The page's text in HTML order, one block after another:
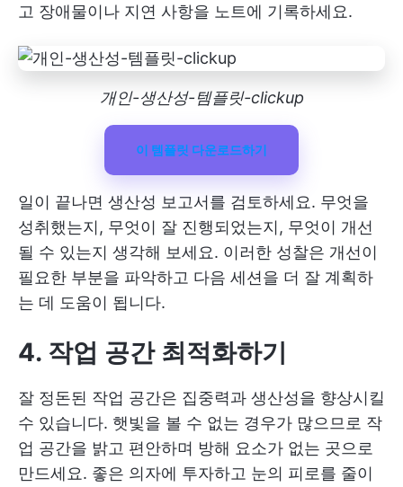
고 장애물이나 지연 사항을 노트에 기록하세요.
개인-생산성-템플릿-clickup
이 템플릿 다운로드하기
일이 끝나면 생산성 보고서를 검토하세요. 무엇을
성취했는지, 무엇이 잘 진행되었는지, 무엇이 개선
될 수 있는지 생각해 보세요. 이러한 성찰은 개선이
필요한 부분을 파악하고 다음 세션을 더 잘 계획하
는 데 도움이 됩니다.
4. 작업 공간 최적화하기
잘 정돈된 작업 공간은 집중력과 생산성을 향상시킬
수 있습니다. 햇빛을 볼 수 없는 경우가 많으므로 작
업 공간을 밝고 편안하며 방해 요소가 없는 곳으로
만드세요. 좋은 의자에 투자하고 눈의 피로를 줄이